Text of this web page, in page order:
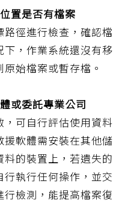
置是否有檔案
徑進行檢查，確認檔
，作業系統還沒有移
始檔案或暫存檔。
或委託專業公司
可自行評估使用資料
軟體需安裝在其他儲
的裝置上，若遺失的
執行任何操作，並交
檢測，能提高檔案復